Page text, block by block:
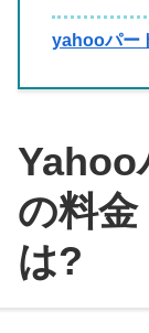
yahooパー
Yahoo
の料
は?